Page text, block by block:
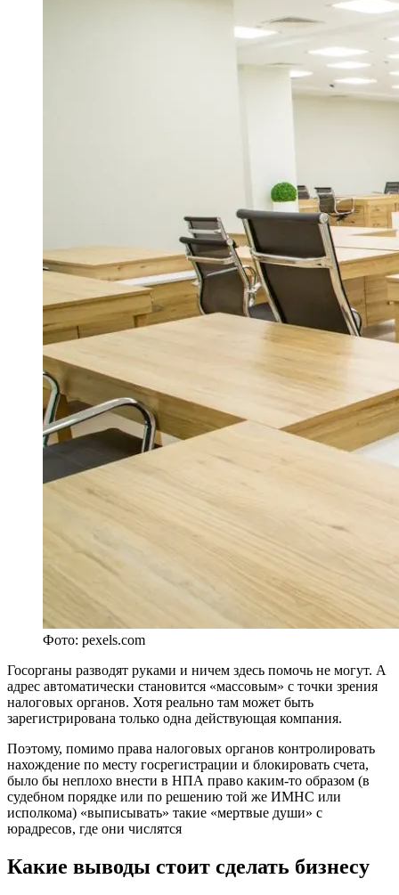
Фото: pexels.com
Госорганы разводят руками и ничем здесь помочь не могут. А
адрес автоматически становится «массовым» с точки зрения
налоговых органов. Хотя реально там может быть
зарегистрирована только одна действующая компания.
Поэтому, помимо права налоговых органов контролировать
нахождение по месту госрегистрации и блокировать счета,
было бы неплохо внести в НПА право каким-то образом (в
судебном порядке или по решению той же ИМНС или
исполкома) «выписывать» такие «мертвые души» с
юрадресов, где они числятся
Какие выводы стоит сделать бизнесу